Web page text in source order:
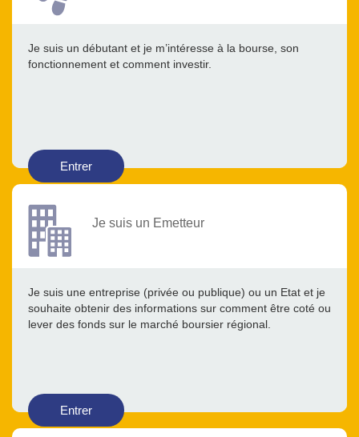
Je suis un débutant et je m’intéresse à la bourse, son
fonctionnement et comment investir.
Entrer
Je suis un Emetteur
Je suis une entreprise (privée ou publique) ou un Etat et je
souhaite obtenir des informations sur comment être coté ou
lever des fonds sur le marché boursier régional.
Entrer